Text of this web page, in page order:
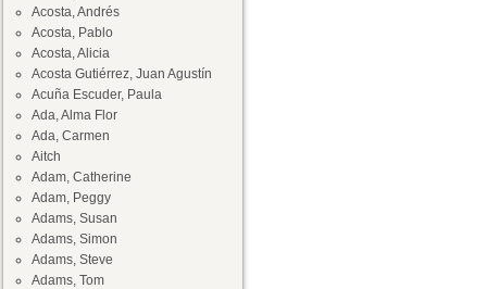
Acosta, Andrés
Acosta, Pablo
Acosta, Alicia
Acosta Gutiérrez, Juan Agustín
Acuña Escuder, Paula
Ada, Alma Flor
Ada, Carmen
Aitch
Adam, Catherine
Adam, Peggy
Adams, Susan
Adams, Simon
Adams, Steve
Adams, Tom